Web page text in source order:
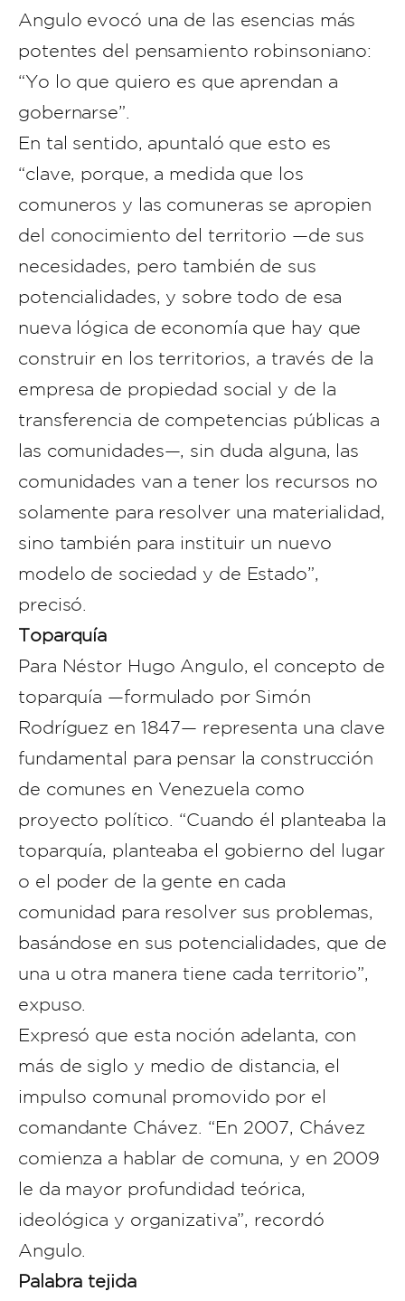
Angulo evocó una de las esencias más
potentes del pensamiento robinsoniano:
“Yo lo que quiero es que aprendan a
gobernarse”.
En tal sentido, apuntaló que esto es
“clave, porque, a medida que los
comuneros y las comuneras se apropien
del conocimiento del territorio —de sus
necesidades, pero también de sus
potencialidades, y sobre todo de esa
nueva lógica de economía que hay que
construir en los territorios, a través de la
empresa de propiedad social y de la
transferencia de competencias públicas a
las comunidades—, sin duda alguna, las
comunidades van a tener los recursos no
solamente para resolver una materialidad,
sino también para instituir un nuevo
modelo de sociedad y de Estado”,
precisó.
Toparquía
Para Néstor Hugo Angulo, el concepto de
toparquía —formulado por Simón
Rodríguez en 1847— representa una clave
fundamental para pensar la construcción
de comunes en Venezuela como
proyecto político. “Cuando él planteaba la
toparquía, planteaba el gobierno del lugar
o el poder de la gente en cada
comunidad para resolver sus problemas,
basándose en sus potencialidades, que de
una u otra manera tiene cada territorio”,
expuso.
Expresó que esta noción adelanta, con
más de siglo y medio de distancia, el
impulso comunal promovido por el
comandante Chávez. “En 2007, Chávez
comienza a hablar de comuna, y en 2009
le da mayor profundidad teórica,
ideológica y organizativa”, recordó
Angulo.
Palabra tejida